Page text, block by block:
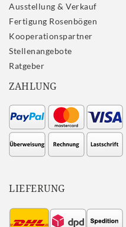
Ausstellung & Verkauf
Fertigung Rosenbögen
Kooperationspartner
Stellenangebote
Ratgeber
ZAHLUNG
LIEFERUNG